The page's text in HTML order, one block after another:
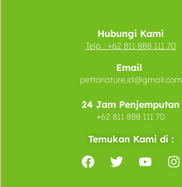
Hubungi Kami
Telp : +62 811 888 111 70
Email
pettonature.id@gmail.com
24 Jam Penjemputan
+62 811 888 111 70
Temukan Kami di :